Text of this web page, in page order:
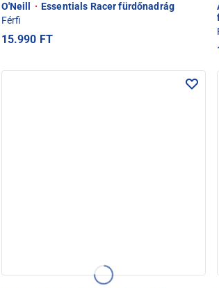
O'Neill · Essentials Racer fürdőnadrág
Férfi
15.990 FT